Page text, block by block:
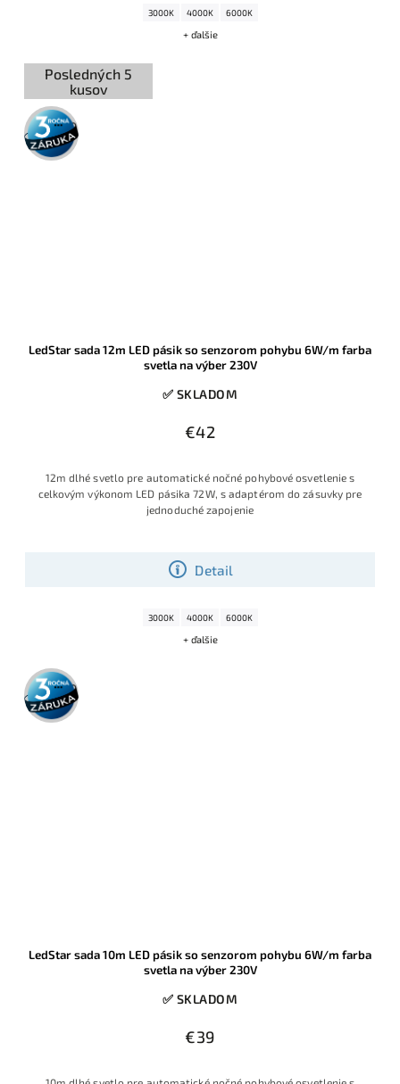
3000K 4000K 6000K
+ ďalšie
Posledných 5
kusov
3 roky
záruka
LedStar sada 12m LED pásik so senzorom pohybu 6W/m farba
svetla na výber 230V
✅ SKLADOM
€42
Detail
12m dlhé svetlo pre automatické nočné pohybové osvetlenie s
celkovým výkonom LED pásika 72W, s adaptérom do zásuvky pre
jednoduché zapojenie
3000K 4000K 6000K
+ ďalšie
3 roky
záruka
LedStar sada 10m LED pásik so senzorom pohybu 6W/m farba
svetla na výber 230V
✅ SKLADOM
€39